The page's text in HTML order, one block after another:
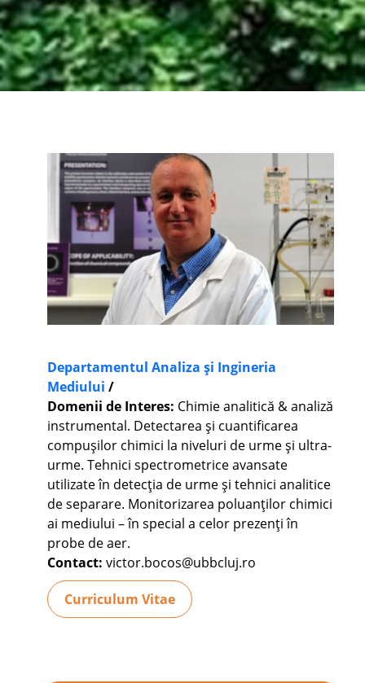
Departamentul Analiza și Ingineria
Mediului /
Domenii de Interes: Chimie analitică & analiză
instrumental. Detectarea şi cuantificarea
compuşilor chimici la niveluri de urme şi ultra-
urme. Tehnici spectrometrice avansate
utilizate în detecţia de urme şi tehnici analitice
de separare. Monitorizarea poluanţilor chimici
ai mediului – în special a celor prezenţi în
probe de aer.
Contact:victor.bocos@ubbcluj.ro
Curriculum Vitae